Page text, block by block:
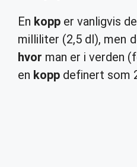
En kopp er vanligvis
milliliter (2,5 dl), men
hvor man er i verden
en kopp definert som